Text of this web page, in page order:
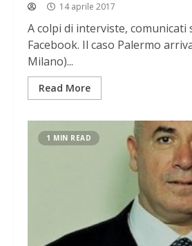
14 aprile 2017
A colpi di interviste, comunicati
Facebook. Il caso Palermo
Milano)...
Read More
1 MIN READ